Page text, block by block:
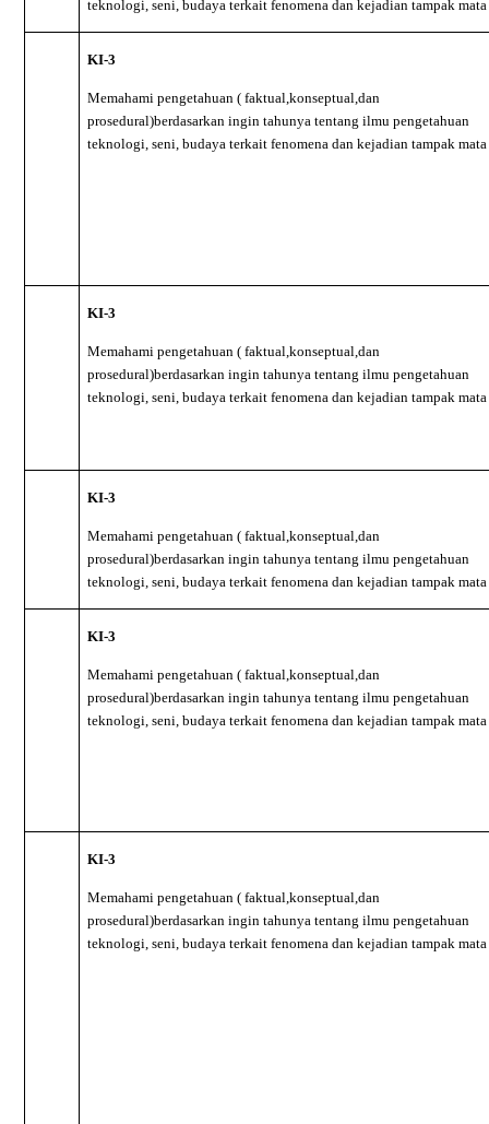
teknologi, seni, budaya terkait fenomena dan kejadian tampak mata
KI-3
Memahami pengetahuan ( faktual,konseptual,dan
prosedural)berdasarkan ingin tahunya tentang ilmu pengetahuan
teknologi, seni, budaya terkait fenomena dan kejadian tampak mata
KI-3
Memahami pengetahuan ( faktual,konseptual,dan
prosedural)berdasarkan ingin tahunya tentang ilmu pengetahuan
teknologi, seni, budaya terkait fenomena dan kejadian tampak mata
KI-3
Memahami pengetahuan ( faktual,konseptual,dan
prosedural)berdasarkan ingin tahunya tentang ilmu pengetahuan
teknologi, seni, budaya terkait fenomena dan kejadian tampak mata
KI-3
Memahami pengetahuan ( faktual,konseptual,dan
prosedural)berdasarkan ingin tahunya tentang ilmu pengetahuan
teknologi, seni, budaya terkait fenomena dan kejadian tampak mata
KI-3
Memahami pengetahuan ( faktual,konseptual,dan
prosedural)berdasarkan ingin tahunya tentang ilmu pengetahuan
teknologi, seni, budaya terkait fenomena dan kejadian tampak mata